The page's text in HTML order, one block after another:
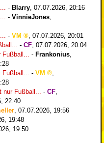
- Blarry 07.07.2026, 20:16
- VinnieJones
- VM
07.07.2026, 20:01
- CF 07.07.2026, 20:04
Fußball...
- Frankonius
Fußball...
- VM
nur Fußball...
- CF
22:40
07.07.2026, 19:56
19:48
19:50